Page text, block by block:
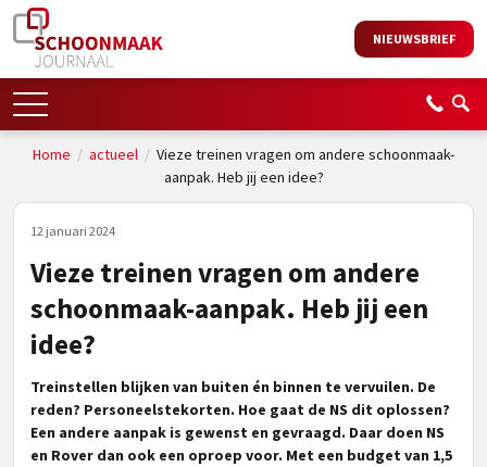
NIEUWSBRIEF
Home / actueel / Vieze treinen vragen om andere schoonmaak-
aanpak. Heb jij een idee?
12 januari 2024
Vieze treinen vragen om andere
schoonmaak-aanpak. Heb jij een
idee?
Treinstellen blijken van buiten én binnen te vervuilen. De
reden? Personeelstekorten. Hoe gaat de NS dit oplossen?
Een andere aanpak is gewenst en gevraagd. Daar doen NS
en Rover dan ook een oproep voor. Met een budget van 1,5